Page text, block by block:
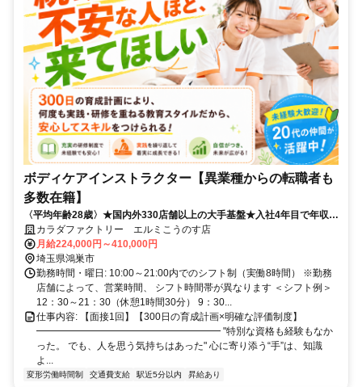
ボディケアインストラクター【異業種からの転職者も
多数在籍】
〈平均年齢28歳〉★国内外330店舗以上の大手基盤★入社4年目で年収
638万円の実績あり！
カラダファクトリー エルミこうのす店
月給224,000円～410,000円
埼玉県鴻巣市
勤務時間・曜日: 10:00～21:00内でのシフト制（実働8時間） ※勤務
店舗によって、営業時間、 シフト時間帯が異なります ＜シフト例＞
12：30～21：30（休憩1時間30分） 9：30...
仕事内容: 【面接1回】【300日の育成計画×明確な評価制度】
━━━━━━━━━━━━━━━━━━━ "特別な資格も経験もなか
った。 でも、人を思う気持ちはあった" 心に寄り添う“手”は、知識
よ...
変形労働時間制 交通費支給 駅近5分以内 昇給あり